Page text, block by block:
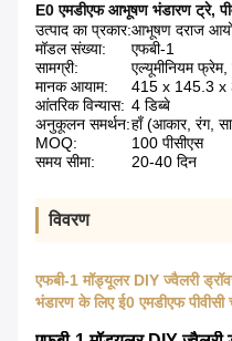
E0 एमडीएफ आभूषण भंडारण ट्रे,
उत्पाद का प्रकार:आभूषण दराज
मॉडल संख्या:
एफबी-1
सामग्री:
एल्यूमीनियम फ्रेम,
मानक आयाम:
415 x 145.3 x
आंतरिक विन्यास: 4 डिब्बे
अनुकूलन समर्थन:हाँ (आकार, रंग,
MOQ:
100 पीसीएस
समय सीमा:
20-40 दिन
विवरण
एफबी-1 मॉड्यूलर DIY ज्वैलरी
भंडारण के लिए ई0 एमडीएफ पीवीसी